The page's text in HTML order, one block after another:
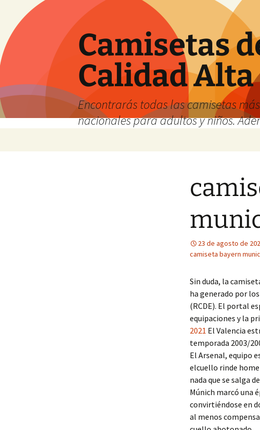
Camisetas
Calidad
Encontrarás todas las camisetas
nacionales para adultos y niños.
23 de agosto de
camiseta bayern
Sin duda, la
ha generado por
(RCDE). El portal
equipaciones y la
2021 El Valencia
temporada 2003/
El Arsenal, equipo
elcuello rinde
nada que se salga
Múnich marcó una
convirtiéndose en
al menos